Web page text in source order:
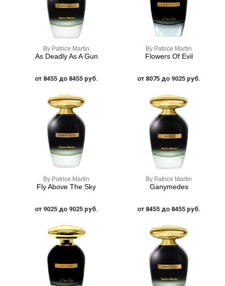
By Patrice Martin
As Deadly As A Gun
от 8455 до 8455 руб.
By Patrice Martin
Flowers Of Evil
от 8075 до 9025 руб.
By Patrice Martin
Fly Above The Sky
от 9025 до 9025 руб.
By Patrice Martin
Ganymedes
от 8455 до 8455 руб.